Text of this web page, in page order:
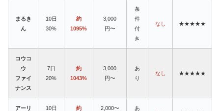
まるき
ん
10日
30%
約
1095%
3,000
円〜
条
件
付
き
なし ★★★★★
コウコ
ウ
ファイ
ナンス
7日
20%
約
1043%
3,000
円〜
あ
り
なし ★★★★★
アーリ
10日
約
2,000〜
あ